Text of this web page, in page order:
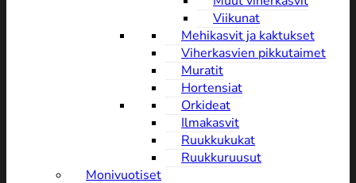
Viikunat
Mehikasvit ja kaktukset
Viherkasvien pikkutaimet
Muratit
Hortensiat
Orkideat
Ilmakasvit
Ruukkukukat
Ruukkuruusut
Monivuotiset